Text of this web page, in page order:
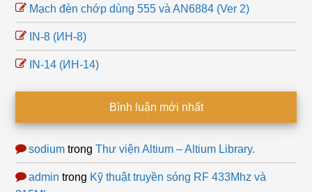
Mạch đèn chớp dùng 555 và AN6884 (Ver 2)
IN-8 (ИН-8)
IN-14 (ИН-14)
Bình luận mới nhất
sodium trongThư viện Altium – Altium Library.
admin trong Kỹ thuật truyền sóng RF 433Mhz và